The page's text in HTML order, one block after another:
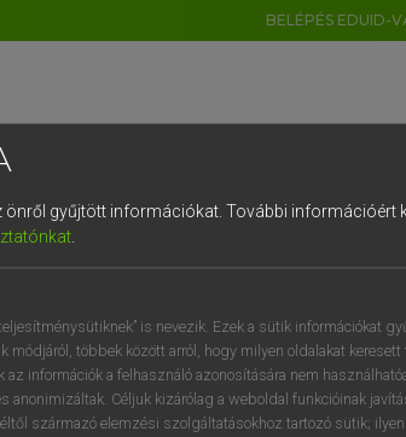
BELÉPÉS EDUID-
önről gyűjtött információkat. További információért
.
is nevezik. Ezek a sütik információkat
módjáról, többek között arról, hogy milyen oldalakat keresett
az információk a felhasználó azonosítására nem
anonimizáltak. Céljuk kizárólag a weboldal funkcióinak
származó elemzési szolgáltatásokhoz tartozó sütik;
IT NL
3 4 5 6 7 8 9
e r t z u i
d f g h j k l é
x c v b n m , .